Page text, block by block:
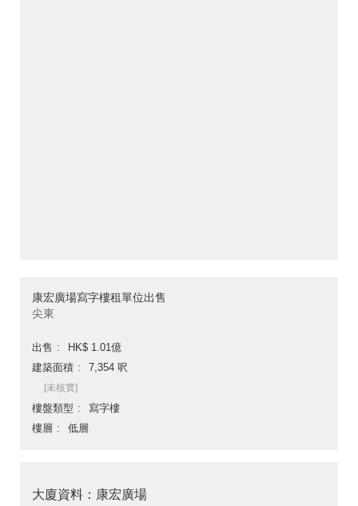
康宏廣場寫字樓租單位出售
尖東
出售
HK$ 1.01億
建築面積
7,354 呎
[未核實]
樓盤類型
寫字樓
樓層
低層
大廈資料：康宏廣場